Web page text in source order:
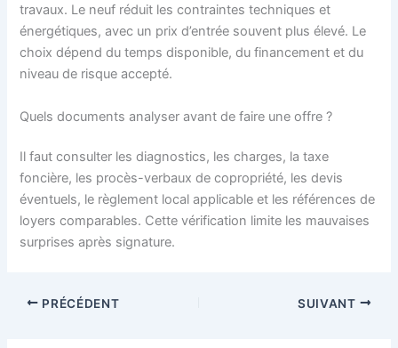
travaux. Le neuf réduit les contraintes techniques et
énergétiques, avec un prix d’entrée souvent plus élevé. Le
choix dépend du temps disponible, du financement et du
niveau de risque accepté.
Quels documents analyser avant de faire une offre ?
Il faut consulter les diagnostics, les charges, la taxe
foncière, les procès-verbaux de copropriété, les devis
éventuels, le règlement local applicable et les références de
loyers comparables. Cette vérification limite les mauvaises
surprises après signature.
PRÉCÉDENT SUIVANT